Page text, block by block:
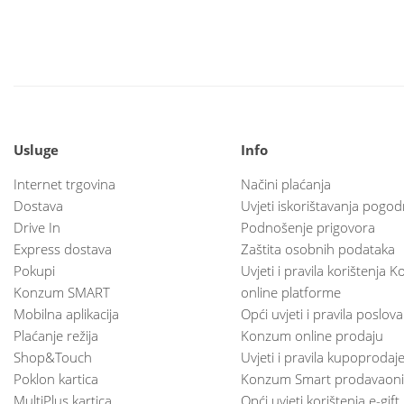
Usluge
Internet trgovina
Dostava
Drive In
Express dostava
Pokupi
Konzum SMART
Mobilna aplikacija
Plaćanje režija
Shop&Touch
Poklon kartica
MultiPlus kartica
Info
Načini plaćanja
Uvjeti iskorištavanja
Podnošenje prigovora
Zaštita osobnih podataka
Uvjeti i pravila korištenja
online platforme
Opći uvjeti i pravila
Konzum online prodaju
Uvjeti i pravila
Konzum Smart
Opći uvjeti korištenja e-gift